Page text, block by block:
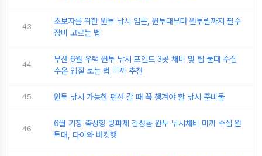
43
초보자를 위한 원투 낚시 입문, 원투대부터 원투릴까지 필수
장비 고르는 법
44
부산 6월 우럭 원투 낚시 포인트 3곳 채비 및 팁 물때 수심
수온 입질 보는 법 미끼 추천
45 원투 낚시 가능한 펜션 갈 때 꼭 챙겨야 할 낚시 준비물
46
6월 기장 죽성항 방파제 감성돔 원투 낚시채비 미끼 수심 원
투대, 다이와 버킷햇